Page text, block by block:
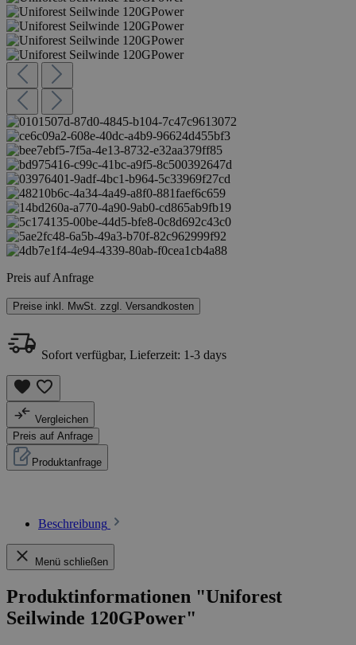
Preis auf Anfrage
Preise inkl. MwSt. zzgl. Versandkosten
Sofort verfügbar, Lieferzeit: 1-3 days
Vergleichen
Preis auf Anfrage
Produktanfrage
Beschreibung
Menü schließen
Produktinformationen "Uniforest
Seilwinde 120GPower"